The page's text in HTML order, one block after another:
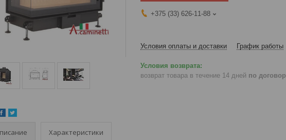
+375 (33) 626-11-88
Условия оплаты и доставки График работы
возврат товара в течение 14 дней по
Характеристики